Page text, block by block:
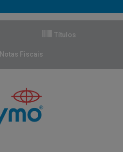
Títulos
Notas Fiscais